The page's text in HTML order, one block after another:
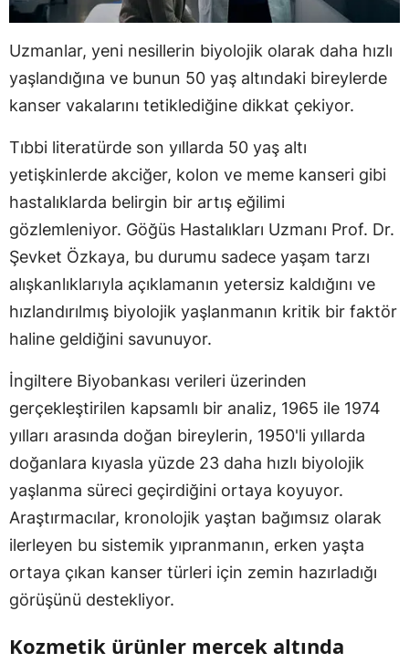
Uzmanlar, yeni nesillerin biyolojik olarak daha hızlı
yaşlandığına ve bunun 50 yaş altındaki bireylerde
kanser vakalarını tetiklediğine dikkat çekiyor.
Tıbbi literatürde son yıllarda 50 yaş altı
yetişkinlerde akciğer, kolon ve meme kanseri gibi
hastalıklarda belirgin bir artış eğilimi
gözlemleniyor. Göğüs Hastalıkları Uzmanı Prof. Dr.
Şevket Özkaya, bu durumu sadece yaşam tarzı
alışkanlıklarıyla açıklamanın yetersiz kaldığını ve
hızlandırılmış biyolojik yaşlanmanın kritik bir faktör
haline geldiğini savunuyor.
İngiltere Biyobankası verileri üzerinden
gerçekleştirilen kapsamlı bir analiz, 1965 ile 1974
yılları arasında doğan bireylerin, 1950'li yıllarda
doğanlara kıyasla yüzde 23 daha hızlı biyolojik
yaşlanma süreci geçirdiğini ortaya koyuyor.
Araştırmacılar, kronolojik yaştan bağımsız olarak
ilerleyen bu sistemik yıpranmanın, erken yaşta
ortaya çıkan kanser türleri için zemin hazırladığı
görüşünü destekliyor.
Kozmetik ürünler mercek altında